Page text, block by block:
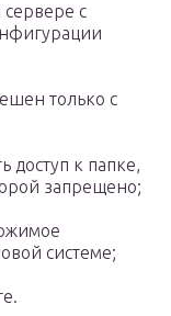
сервере с
только с
доступ к папке,
запрещено;
системе;